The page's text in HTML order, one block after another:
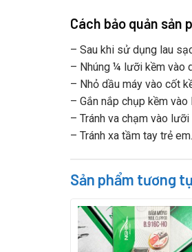
Cách bảo quản sản
– Sau khi sử dụng lau
– Nhúng ¼ lưỡi kềm vào
– Nhỏ dầu máy vào cốt
– Gắn nắp chụp kềm
– Tránh va chạm vào
– Tránh xa tầm tay trẻ em.
Sản phẩm tương